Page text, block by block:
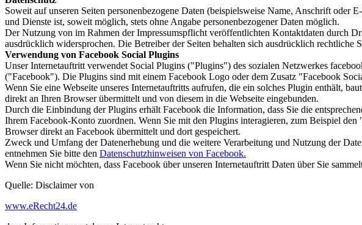
Soweit auf unseren Seiten personenbezogene Daten (beispielsweise Name, Anschrift
und Dienste ist, soweit möglich, stets ohne Angabe personenbezogener Daten möglich.
Der Nutzung von im Rahmen der Impressumspflicht veröffentlichten Kontaktdaten durch
ausdrücklich widersprochen. Die Betreiber der Seiten behalten sich ausdrücklich
Verwendung von Facebook Social Plugins
Unser Internetauftritt verwendet Social Plugins ("Plugins") des sozialen Netzwerkes
("Facebook"). Die Plugins sind mit einem Facebook Logo oder dem Zusatz "Facebook
Wenn Sie eine Webseite unseres Internetauftritts aufrufen, die ein solches Plugin enthält,
direkt an Ihren Browser übermittelt und von diesem in die Webseite eingebunden.
Durch die Einbindung der Plugins erhält Facebook die Information, dass Sie die
Ihrem Facebook-Konto zuordnen. Wenn Sie mit den Plugins interagieren, zum Beispiel
Browser direkt an Facebook übermittelt und dort gespeichert.
Zweck und Umfang der Datenerhebung und die weitere Verarbeitung und Nutzung der
entnehmen Sie bitte den Datenschutzhinweisen von Facebook.
Wenn Sie nicht möchten, dass Facebook über unseren Internetauftritt Daten über Sie
Quelle: Disclaimer von
www.eRecht24.de